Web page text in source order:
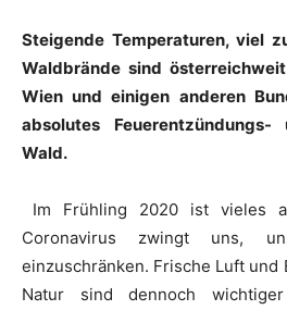
Steigende Temperaturen, viel
Waldbrände sind
Wien und einigen anderen
absolutes
Wald.
Im Frühling 2020 ist vieles
Coronavirus zwingt uns,
einzuschränken. Frische Luft
Natur sind dennoch